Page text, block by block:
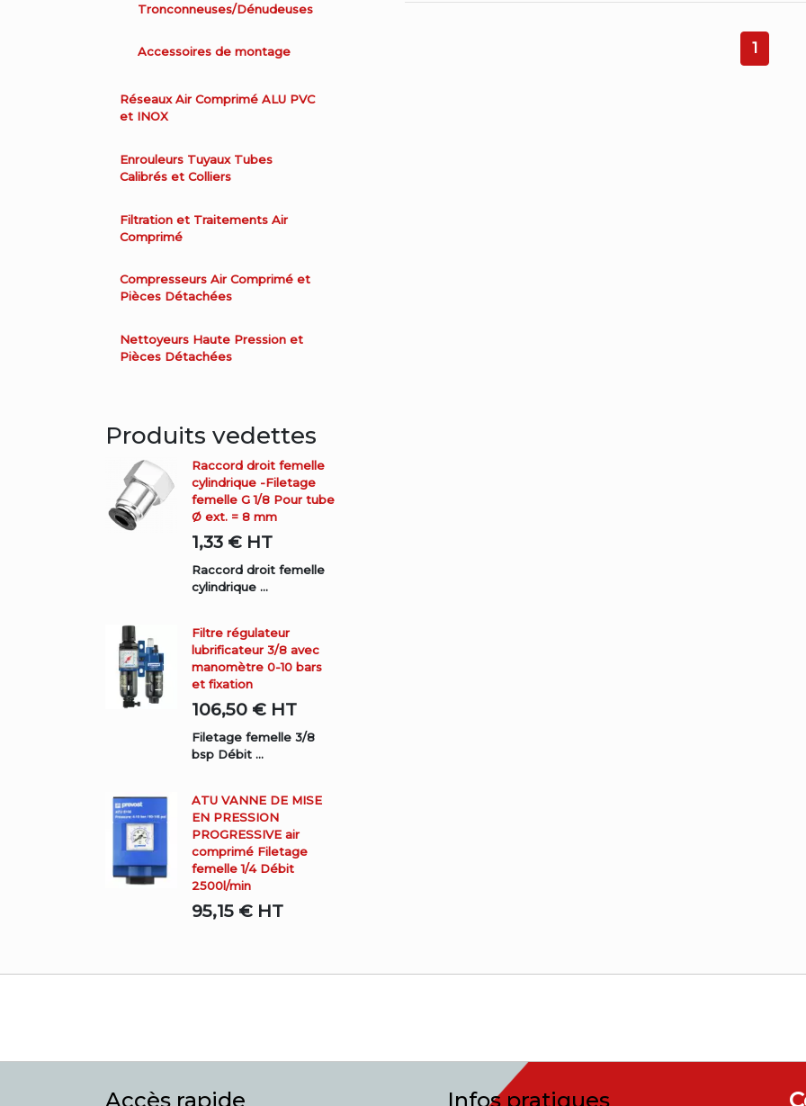
1
Tronconneuses/Dénudeuses
Accessoires de montage
Réseaux Air Comprimé ALU PVC
et INOX
Enrouleurs Tuyaux Tubes
Calibrés et Colliers
Filtration et Traitements Air
Comprimé
Compresseurs Air Comprimé et
Pièces Détachées
Nettoyeurs Haute Pression et
Pièces Détachées
Produits vedettes
Raccord droit femelle
cylindrique -Filetage
femelle G 1/8 Pour tube
Ø ext. = 8 mm
1,33 € HT
Raccord droit femelle
cylindrique ...
Filtre régulateur
lubrificateur 3/8 avec
manomètre 0-10 bars
et fixation
106,50 € HT
Filetage femelle 3/8
bsp Débit ...
ATU VANNE DE MISE
EN PRESSION
PROGRESSIVE air
comprimé Filetage
femelle 1/4 Débit
2500l/min
95,15 € HT
Accès rapide Infos pratiques